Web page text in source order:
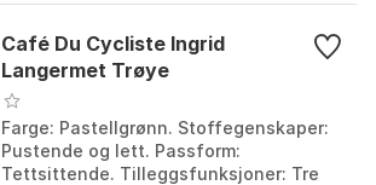
Café Du Cycliste Ingrid
Langermet Trøye
Farge: Pastellgrønn. Stoffegenskaper:
Pustende og lett. Passform:
Tettsittende. Tilleggsfunksjoner: Tre